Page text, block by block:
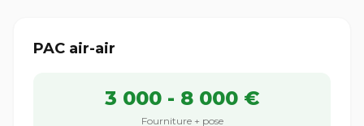
PAC air-air
3 000 - 8 000 €
Fourniture + pose